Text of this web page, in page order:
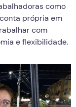
como
própria em
com
e flexibilidade.